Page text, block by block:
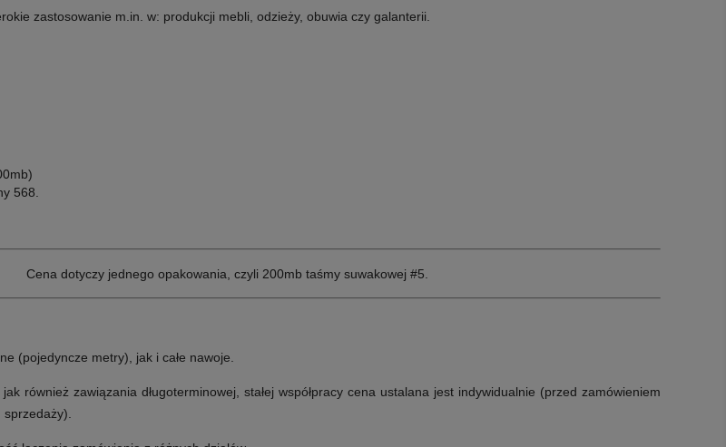
zastosowanie m.in. w: produkcji mebli, odzieży, obuwia czy galanterii.
568.
Cena dotyczy jednego opakowania , czyli 200mb taśmy suwakowej #5
(pojedyncze metry), jak i całe nawoje.
również zawiązania długoterminowej, stałej współpracy cena ustalana jest indywidualnie (przed zamówieniem